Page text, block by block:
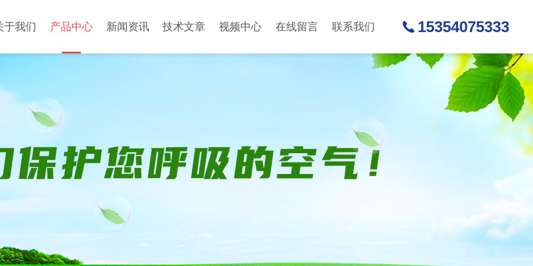
于我们 产品中心 新闻资讯 技术文章 视频中心 在线留言 联系我们 15354075333